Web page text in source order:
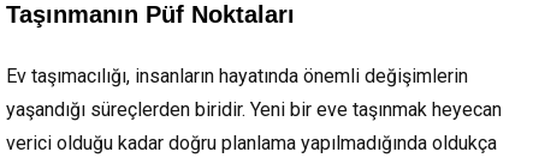
Taşınmanın Püf Noktaları
Ev taşımacılığı, insanların hayatında önemli değişimlerin
yaşandığı süreçlerden biridir. Yeni bir eve taşınmak heyecan
verici olduğu kadar doğru planlama yapılmadığında oldukça